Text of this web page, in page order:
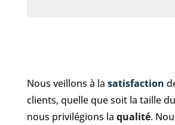
Nous veillons à la satisfaction
clients, quelle que soit la taille
nous privilégions la qualité.